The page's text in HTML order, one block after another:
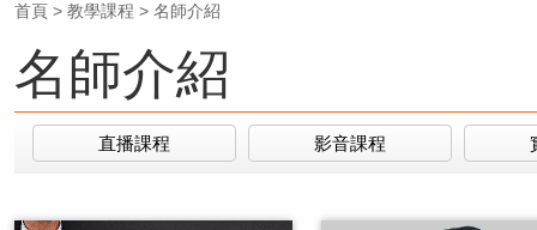
首頁 > 教學課程 > 名師介紹
名師介紹
直播課程 影音課程